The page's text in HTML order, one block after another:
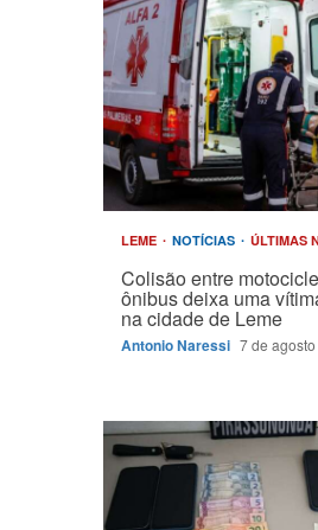
LEME NOTÍCIAS ÚLTIMAS
Colisão entre
ônibus deixa uma
na cidade de Leme
Antonio Naressi 7 de